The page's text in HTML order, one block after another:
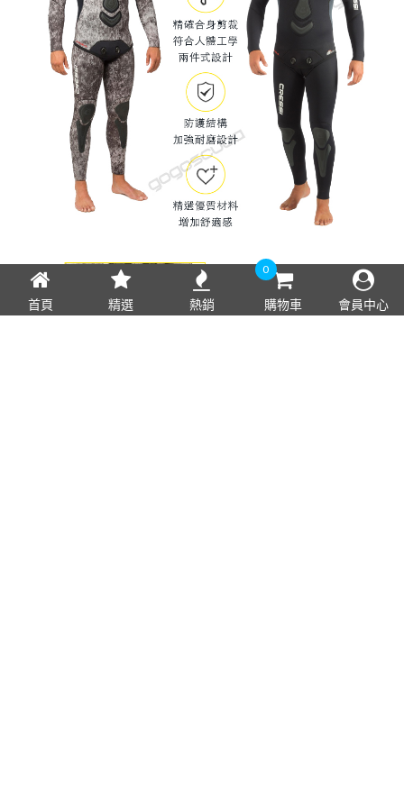
首頁 精選 熱銷
0
購物車 會員中心